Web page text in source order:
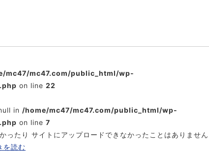
mc47/mc47.com/public_html/wp-
on line 22
in /home/mc47/mc47.com/public_html/wp-
on line 7
たり サイトにアップロードできなかったことはありません
を読む